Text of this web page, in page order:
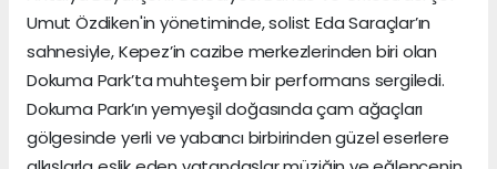
Umut Özdiken'in yönetiminde, solist Eda Saraçlar’ın
sahnesiyle, Kepez’in cazibe merkezlerinden biri olan
Dokuma Park’ta muhteşem bir performans sergiledi.
Dokuma Park’ın yemyeşil doğasında çam ağaçları
gölgesinde yerli ve yabancı birbirinden güzel eserlere